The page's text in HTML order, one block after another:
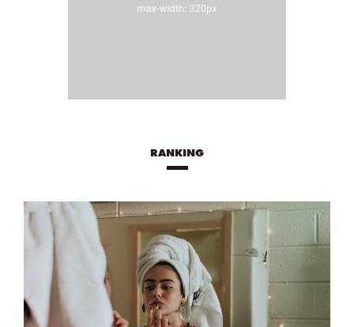
RANKING